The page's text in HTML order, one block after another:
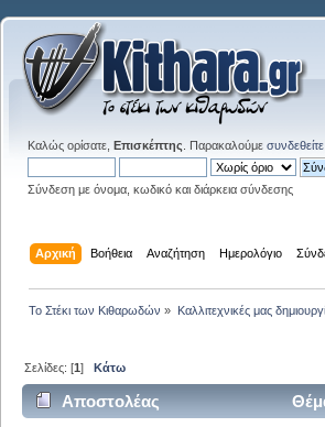
Καλώς ορίσατε, Επισκέπτης . Παρακαλούμε συνδεθείτε
Σύνδεση με όνομα, κωδικό και διάρκεια σύνδεσης
Αρχική Βοήθεια Αναζήτηση Ημερολόγιο
Το Στέκι των Κιθαρωδών » Καλλιτεχνικές μας
Σελίδες: [1]Κάτω
Αποστολέας